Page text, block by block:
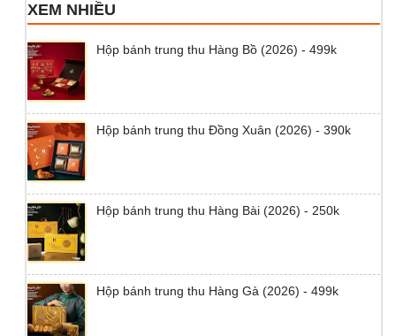
XEM NHIỀU
Hộp bánh trung thu Hàng Bồ (2026) - 499k
Hộp bánh trung thu Đồng Xuân (2026) - 390k
Hộp bánh trung thu Hàng Bài (2026) - 250k
Hộp bánh trung thu Hàng Gà (2026) - 499k